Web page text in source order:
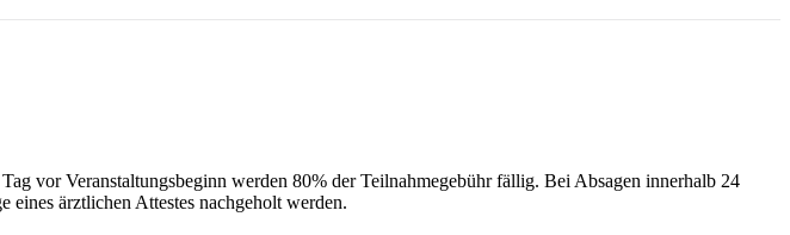
vor Veranstaltungsbeginn werden 80% der Teilnahmegebühr fällig. Bei Absagen innerhalb 24
ärztlichen Attestes nachgeholt werden.